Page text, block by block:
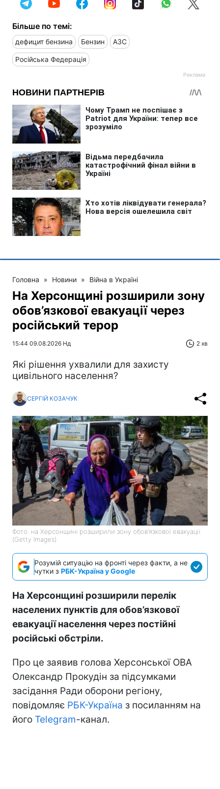
Більше по темі:
дефицит бензина Бензин АЗС
Російська Федерація
Головна » Новини » Війна в Україні
На Херсонщині розширили зону
обов’язкової евакуації через
російський терор
15:44 09.08.2026 Нд 2 хв
Які рішення ухвалили для захисту
цивільного населення?
СЕРГІЙ КОЗАЧУК
Фото: на Херсонщині розширили зону обов’язкової евакуації
(Getty Images)
Розумій ситуацію на фронті через факти, а не
чутки з РБК-Україна у Google
На Херсонщині розширили перелік
населених пунктів для обов’язкової
евакуації населення через постійні
російські обстріли.
Про це заявив голова Херсонської ОВА
Олександр Прокудін за підсумками
засідання Ради оборони регіону,
повідомляє РБК-Україна з посиланням на
його Telegram-канал.